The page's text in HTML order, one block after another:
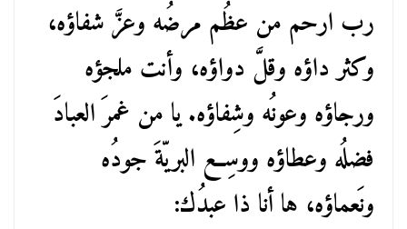
رب ارحم من عظُم مرضُه وعزَّ شفاؤه،
وكثر داؤه وقلَّ دواؤه، وأنت ملجؤه
ورجاؤه وعونُه وشِفاؤه. يا من غمرَ العبادَ
فضلُه وعطاؤه ووسِع البريّةَ جودُه
ونَعماؤه، ها أنا ذا عبدُك: